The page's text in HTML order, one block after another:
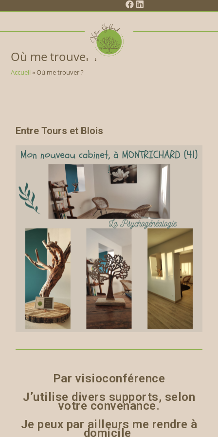
Où me trouver ?
Accueil »Où me trouver ?
Entre Tours et Blois
Par visioconférence
J’utilise divers supports, selon
votre convenance.
Je peux par ailleurs me rendre à
domicile